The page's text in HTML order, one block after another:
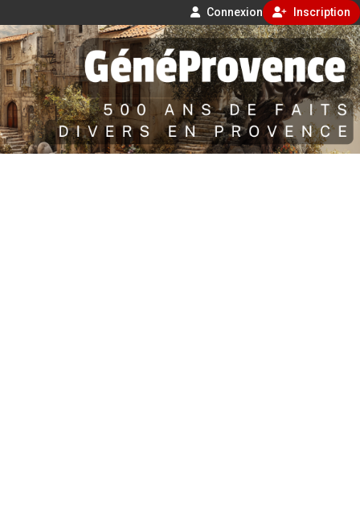
Connexion Inscription
Aller
au
contenu
GénéProvence
500 ans de faits divers en Provence